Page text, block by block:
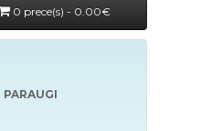
0 prece(s) - 0.00€
PARAUGI